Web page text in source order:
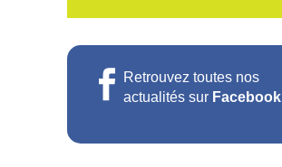
Retrouvez toutes nos
actualités sur Facebook